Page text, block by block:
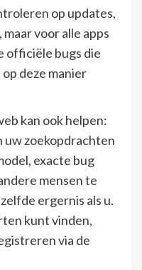
op updates,
voor alle apps
officiële bugs die
deze manier
kan ook helpen:
uw zoekopdrachten
exacte bug
mensen te
ergernis als u.
kunt vinden,
via de